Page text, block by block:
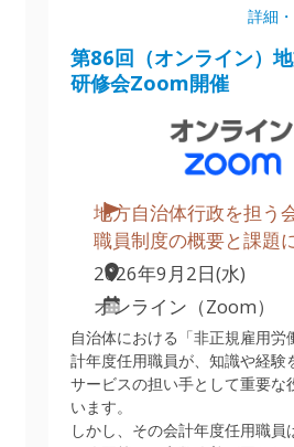
詳細
第86回（オンライン）
研修会Zoom開催
地方自治体行政を担う
職員制度の概要と課題
2026年9月2日(水)
オンライン（Zoom）
自治体における「非正規雇用労
計年度任用職員が、知識や経験
サービスの担い手として重要な
います。
しかし、その会計年度任用職員